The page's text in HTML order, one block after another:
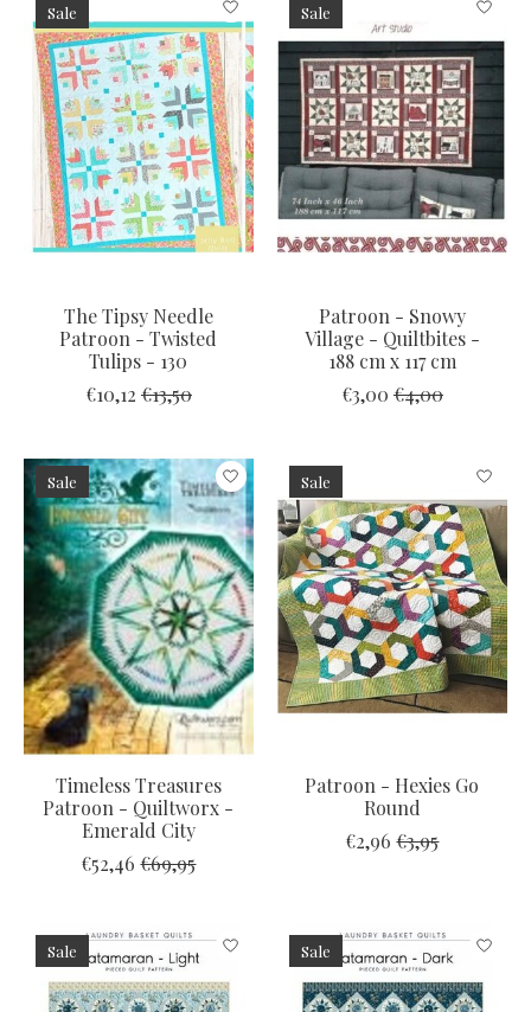
Sale
The Tipsy Needle
Patroon - Twisted
Tulips - 130
€10,12 €13,50
Sale
Patroon - Snowy
Village - Quiltbites -
188 cm x 117 cm
€3,00 €4,00
Sale
Timeless Treasures
Patroon - Quiltworx -
Emerald City
€52,46 €69,95
Sale
Patroon - Hexies Go
Round
€2,96 €3,95
Sale Sale